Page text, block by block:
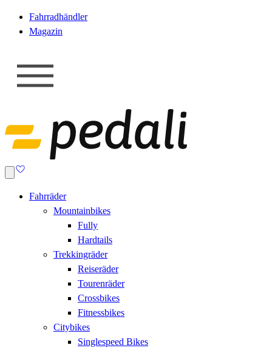
Fahrradhändler
Magazin
Fahrräder
Mountainbikes
Fully
Hardtails
Trekkingräder
Reiseräder
Tourenräder
Crossbikes
Fitnessbikes
Citybikes
Singlespeed Bikes